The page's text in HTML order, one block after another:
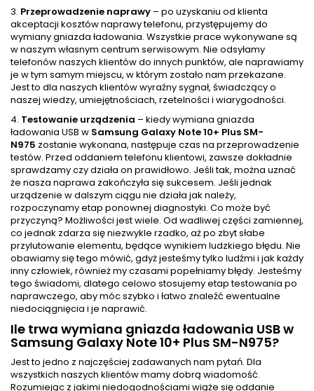
3. Przeprowadzenie naprawy – po uzyskaniu od klienta
akceptacji kosztów naprawy telefonu, przystępujemy do
wymiany gniazda ładowania. Wszystkie prace wykonywane są
w naszym własnym centrum serwisowym. Nie odsyłamy
telefonów naszych klientów do innych punktów, ale naprawiamy
je w tym samym miejscu, w którym zostało nam przekazane.
Jest to dla naszych klientów wyraźny sygnał, świadczący o
naszej wiedzy, umiejętnościach, rzetelności i wiarygodności.
4. Testowanie urządzenia – kiedy wymiana gniazda
ładowania USB w Samsung Galaxy Note 10+ Plus SM-
N975 zostanie wykonana, następuje czas na przeprowadzenie
testów. Przed oddaniem telefonu klientowi, zawsze dokładnie
sprawdzamy czy działa on prawidłowo. Jeśli tak, można uznać
że nasza naprawa zakończyła się sukcesem. Jeśli jednak
urządzenie w dalszym ciągu nie działa jak należy,
rozpoczynamy etap ponownej diagnostyki. Co może być
przyczyną? Możliwości jest wiele. Od wadliwej części zamiennej,
co jednak zdarza się niezwykle rzadko, aż po zbyt słabe
przylutowanie elementu, będące wynikiem ludzkiego błędu. Nie
obawiamy się tego mówić, gdyż jesteśmy tylko ludźmi i jak każdy
inny człowiek, również my czasami popełniamy błędy. Jesteśmy
tego świadomi, dlatego celowo stosujemy etap testowania po
naprawczego, aby móc szybko i łatwo znaleźć ewentualne
niedociągnięcia i je naprawić.
Ile trwa wymiana gniazda ładowania USB w
Samsung Galaxy Note 10+ Plus SM-N975?
Jest to jedno z najczęściej zadawanych nam pytań. Dla
wszystkich naszych klientów mamy dobrą wiadomość.
Rozumiejąc z jakimi niedogodnościami wiąże się oddanie